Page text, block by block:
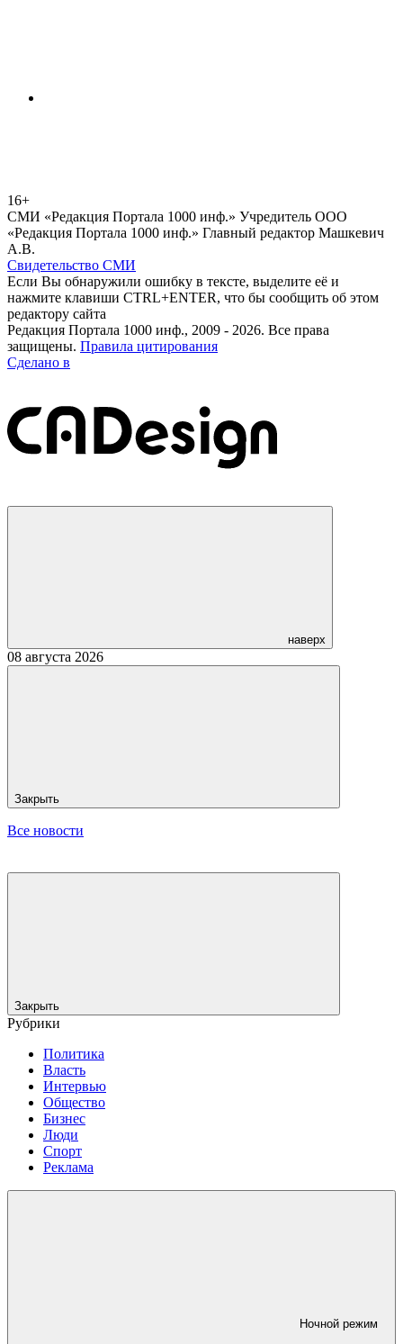
16+
СМИ «Редакция Портала 1000 инф.» Учредитель ООО
«Редакция Портала 1000 инф.» Главный редактор Машкевич
А.В.
Свидетельство СМИ
Если Вы обнаружили ошибку в тексте, выделите её и
нажмите клавиши CTRL+ENTER, что бы сообщить об этом
редактору сайта
Редакция Портала 1000 инф., 2009 - 2026. Все права
защищены. Правила цитирования
Сделано в
наверх
08 августа 2026
Закрыть
Все новости
Закрыть
Рубрики
Политика
Власть
Интервью
Общество
Бизнес
Люди
Спорт
Реклама
Ночной режим